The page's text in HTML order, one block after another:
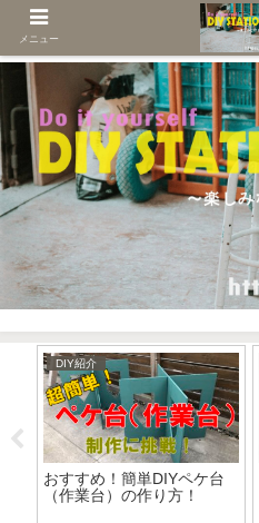
DIY紹介
おすすめ！簡単DIYペケ台
（作業台）の作り方！
メニュー